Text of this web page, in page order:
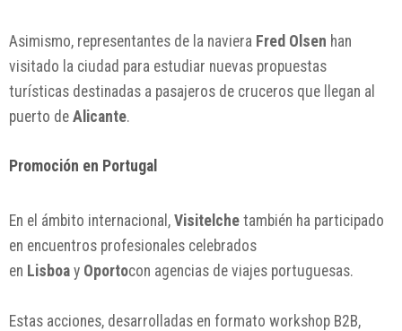
Asimismo, representantes de la naviera Fred Olsen han
visitado la ciudad para estudiar nuevas propuestas
turísticas destinadas a pasajeros de cruceros que llegan al
puerto de Alicante.
Promoción en Portugal
En el ámbito internacional, Visitelche también ha participado
en encuentros profesionales celebrados
en Lisboa y Oportocon agencias de viajes portuguesas.
Estas acciones, desarrolladas en formato workshop B2B,